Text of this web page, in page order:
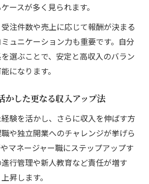
ースが多く見られます。
注件数や売上に応じて報酬が決まる
ュニケーション力も重要です。自分
選ぶことで、安定と高収入のバラン
になります。
かした更なる収入アップ法
験を活かし、さらに収入を伸ばす方
や独立開業へのチャレンジが挙げら
マネージャー職にステップアップす
行管理や新人教育など責任が増す
昇します。